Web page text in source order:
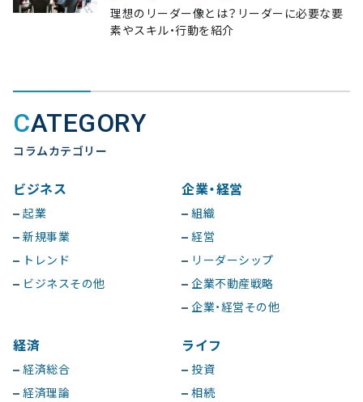
理想のリーダー像とは？リーダーに必要な要
素やスキル・行動を紹介
CATEGORY
コラムカテゴリー
ビジネス
起業
新規事業
トレンド
ビジネスその他
企業・経営
組織
経営
リーダーシップ
企業不動産戦略
企業・経営その他
経済
経済総合
経済理論
ライフ
投資
相続